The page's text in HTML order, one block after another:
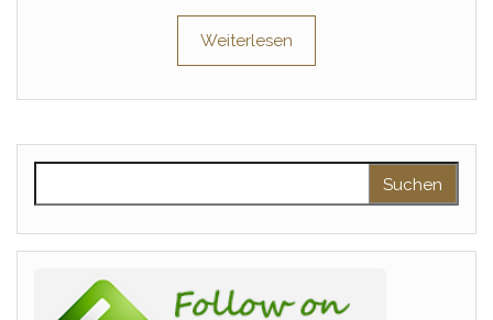
Weiterlesen